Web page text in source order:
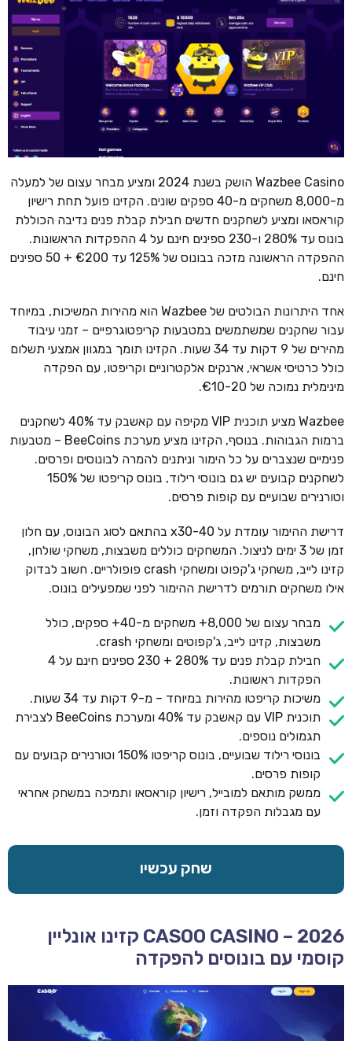
Wazbee Casino הושק בשנת 2024 ומציע מבחר עצום של למעלה
מ-8,000 משחקים מ-40 ספקים שונים. הקזינו פועל תחת רישיון
קוראסאו ומציע לשחקנים חדשים חבילת קבלת פנים נדיבה הכוללת
בונוס עד 280% ו-230 ספינים חינם על 4 ההפקדות הראשונות.
ההפקדה הראשונה מזכה בבונוס של 125% עד €200 + 50 ספינים
חינם.
אחד היתרונות הבולטים של Wazbee הוא מהירות המשיכות, במיוחד
עבור שחקנים שמשתמשים במטבעות קריפטוגרפיים – זמני עיבוד
מהירים של 9 דקות עד 34 שעות. הקזינו תומך במגוון אמצעי תשלום
כולל כרטיסי אשראי, ארנקים אלקטרוניים וקריפטו, עם הפקדה
מינימלית נמוכה של €10-20.
Wazbee מציע תוכנית VIP מקיפה עם קאשבק עד 40% לשחקנים
ברמות הגבוהות. בנוסף, הקזינו מציע מערכת BeeCoins – מטבעות
פנימיים שנצברים על כל הימור וניתנים להמרה לבונוסים ופרסים.
לשחקנים קבועים יש גם בונוסי רילוד, בונוס קריפטו של 150%
וטורנירים שבועיים עם קופות פרסים.
דרישת ההימור עומדת על x30-40 בהתאם לסוג הבונוס, עם חלון
זמן של 3 ימים לניצול. המשחקים כוללים משבצות, משחקי שולחן,
קזינו לייב, משחקי ג'קפוט ומשחקי crash פופולריים. חשוב לבדוק
אילו משחקים תורמים לדרישת ההימור לפני שמפעילים בונוס.
מבחר עצום של 8,000+ משחקים מ-40+ ספקים, כולל
משבצות, קזינו לייב, ג'קפוטים ומשחקי crash.
חבילת קבלת פנים עד 280% + 230 ספינים חינם על 4
הפקדות ראשונות.
משיכות קריפטו מהירות במיוחד – מ-9 דקות עד 34 שעות.
תוכנית VIP עם קאשבק עד 40% ומערכת BeeCoins לצבירת
תגמולים נוספים.
בונוסי רילוד שבועיים, בונוס קריפטו 150% וטורנירים קבועים עם
קופות פרסים.
ממשק מותאם למובייל, רישיון קוראסאו ותמיכה במשחק אחראי
עם מגבלות הפקדה וזמן.
שחק עכשיו
CASOO CASINO – 2026 קזינו אונליין
קוסמי עם בונוסים להפקדה